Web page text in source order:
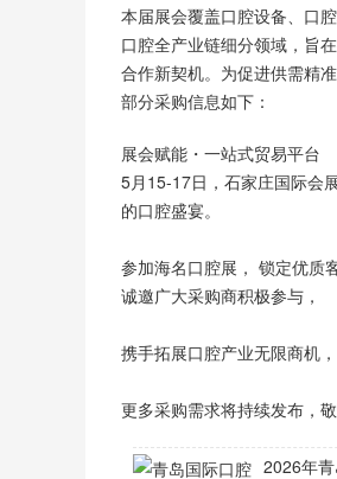
本届展会覆盖口腔设备、口
口腔全产业链细分领域，旨
合作新契机。为促进供需精
部分采购信息如下：
展会赋能・一站式贸易平台
5月15-17日，石家庄国际会
的口腔盛宴。
参加海名口腔展， 锁定优质
诚邀广大采购商积极参与，
携手拓展口腔产业无限商机，
更多采购需求将持续发布，敬
2026年